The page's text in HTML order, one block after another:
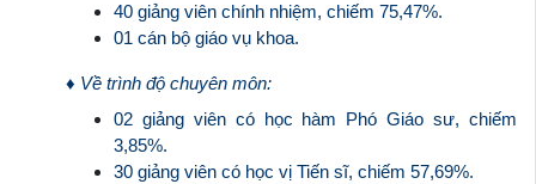
40 giảng viên chính nhiệm, chiếm 75,47%.
01 cán bộ giáo vụ khoa.
♦ Về trình độ chuyên môn:
02 giảng viên có học hàm Phó Giáo sư, chiếm
3,85%.
30 giảng viên có học vị Tiến sĩ, chiếm 57,69%.